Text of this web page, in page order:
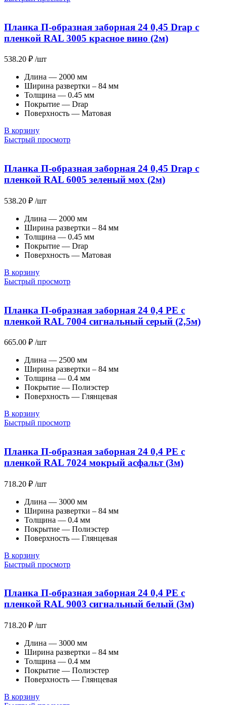
Планка П-образная заборная 24 0,45 Drap с
пленкой RAL 3005 красное вино (2м)
538.20 ₽ /шт
Длина — 2000 мм
Ширина развертки – 84 мм
Толщина — 0.45 мм
Покрытие — Drap
Поверхность — Матовая
В корзину
Быстрый просмотр
Планка П-образная заборная 24 0,45 Drap с
пленкой RAL 6005 зеленый мох (2м)
538.20 ₽ /шт
Длина — 2000 мм
Ширина развертки – 84 мм
Толщина — 0.45 мм
Покрытие — Drap
Поверхность — Матовая
В корзину
Быстрый просмотр
Планка П-образная заборная 24 0,4 PE с
пленкой RAL 7004 сигнальный серый (2,5м)
665.00 ₽ /шт
Длина — 2500 мм
Ширина развертки – 84 мм
Толщина — 0.4 мм
Покрытие — Полиэстер
Поверхность — Глянцевая
В корзину
Быстрый просмотр
Планка П-образная заборная 24 0,4 PE с
пленкой RAL 7024 мокрый асфальт (3м)
718.20 ₽ /шт
Длина — 3000 мм
Ширина развертки – 84 мм
Толщина — 0.4 мм
Покрытие — Полиэстер
Поверхность — Глянцевая
В корзину
Быстрый просмотр
Планка П-образная заборная 24 0,4 PE с
пленкой RAL 9003 сигнальный белый (3м)
718.20 ₽ /шт
Длина — 3000 мм
Ширина развертки – 84 мм
Толщина — 0.4 мм
Покрытие — Полиэстер
Поверхность — Глянцевая
В корзину